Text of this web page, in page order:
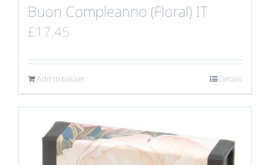
Buon Compleanno (Floral) IT
£17.45
Add to basket Details